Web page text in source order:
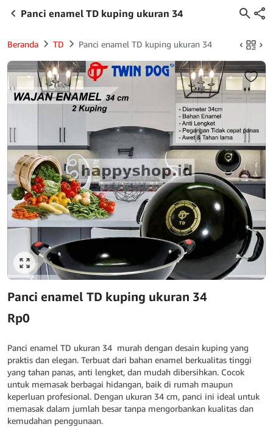
Panci enamel TD kuping ukuran 34
Beranda TD Panci enamel TD kuping ukuran 34
Click to enlarge
Panci enamel TD kuping ukuran 34
Rp0
Panci enamel TD ukuran 34 murah dengan desain kuping yang
praktis dan elegan. Terbuat dari bahan enamel berkualitas tinggi
yang tahan panas, anti lengket, dan mudah dibersihkan. Cocok
untuk memasak berbagai hidangan, baik di rumah maupun
keperluan profesional. Dengan ukuran 34 cm, panci ini ideal untuk
memasak dalam jumlah besar tanpa mengorbankan kualitas dan
kemudahan penggunaan.